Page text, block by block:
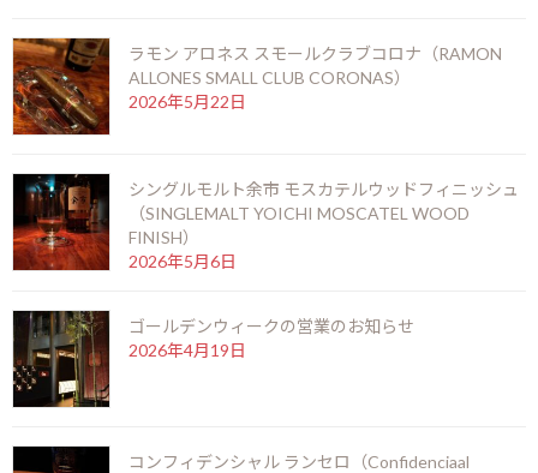
2025年1月16日
最近の投稿
ラモン アロネス スモールクラブコロナ（RAMON
ALLONES SMALL CLUB CORONAS）
2026年5月22日
シングルモルト余市 モスカテルウッドフィニッシュ
（SINGLEMALT YOICHI MOSCATEL WOOD
FINISH）
2026年5月6日
ゴールデンウィークの営業のお知らせ
2026年4月19日
コンフィデンシャル ランセロ（Confidenciaal